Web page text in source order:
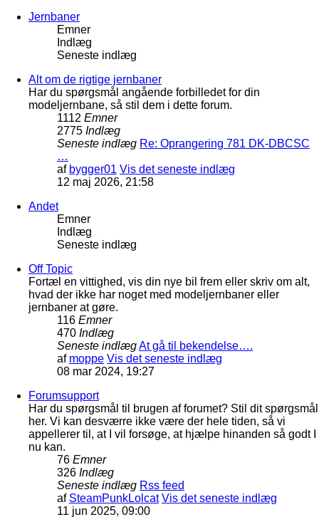
Jernbaner
Emner
Indlæg
Seneste indlæg
Alt om de rigtige jernbaner
Har du spørgsmål angående forbilledet for din
modeljernbane, så stil dem i dette forum.
1112 Emner
2775 Indlæg
Seneste indlæg Re: Oprangering 781 DK-DBCSC
…
af bygger01 Vis det seneste indlæg
12 maj 2026, 21:58
Andet
Emner
Indlæg
Seneste indlæg
Off Topic
Fortæl en vittighed, vis din nye bil frem eller skriv om alt,
hvad der ikke har noget med modeljernbaner eller
jernbaner at gøre.
116 Emner
470 Indlæg
Seneste indlægAt gå til bekendelse….
af moppe Vis det seneste indlæg
08 mar 2024, 19:27
Forumsupport
Har du spørgsmål til brugen af forumet? Stil dit spørgsmål
her. Vi kan desværre ikke være der hele tiden, så vi
appellerer til, at I vil forsøge, at hjælpe hinanden så godt I
nu kan.
76 Emner
326 Indlæg
Seneste indlæg Rss feed
af SteamPunkLolcat Vis det seneste indlæg
11 jun 2025, 09:00